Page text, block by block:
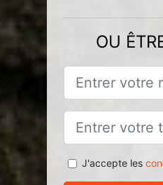
OU
J'accepte les